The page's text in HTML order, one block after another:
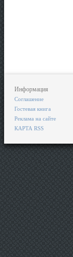
Информация
Соглашение
Гостевая книга
Реклама на сайте
КАРТА RSS